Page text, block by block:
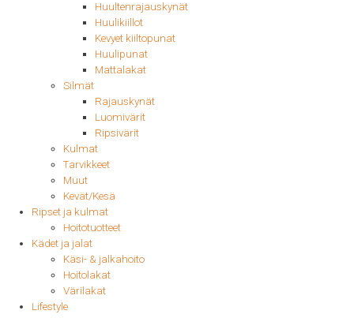
Huultenrajauskynät
Huulikiillot
Kevyet kiiltopunat
Huulipunat
Mattalakat
Silmät
Rajauskynät
Luomivärit
Ripsivärit
Kulmat
Tarvikkeet
Muut
Kevät/Kesä
Ripset ja kulmat
Hoitotuotteet
Kädet ja jalat
Käsi- & jalkahoito
Hoitolakat
Värilakat
Lifestyle